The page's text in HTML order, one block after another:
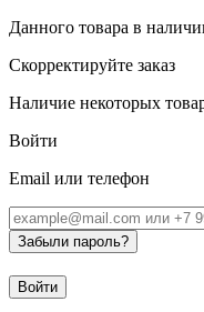
Данного товара в
Скорректируйте заказ
Наличие некоторых
Войти
Email или телефон
Забыли пароль?
Войти